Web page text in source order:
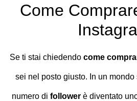
Come
Se ti stai chiedendo come
sei nel posto giusto. In un mondo
numero di followerè diventato